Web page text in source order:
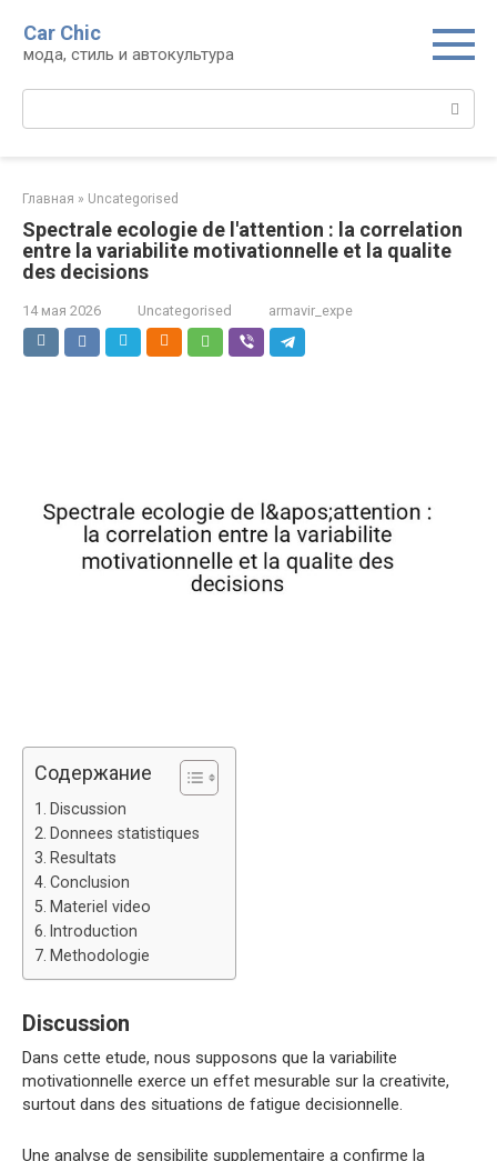
контенту
Car Chic
мода, стиль и автокультура
Поиск:
Главная » Uncategorised
Spectrale ecologie de l'attention : la correlation
entre la variabilite motivationnelle et la qualite
des decisions
14 мая 2026 Uncategorised armavir_expe
Содержание
Discussion
Donnees statistiques
Resultats
Conclusion
Materiel video
Introduction
Methodologie
Discussion
Dans cette etude, nous supposons que la variabilite
motivationnelle exerce un effet mesurable sur la creativite,
surtout dans des situations de fatigue decisionnelle.
Une analyse de sensibilite supplementaire a confirme la